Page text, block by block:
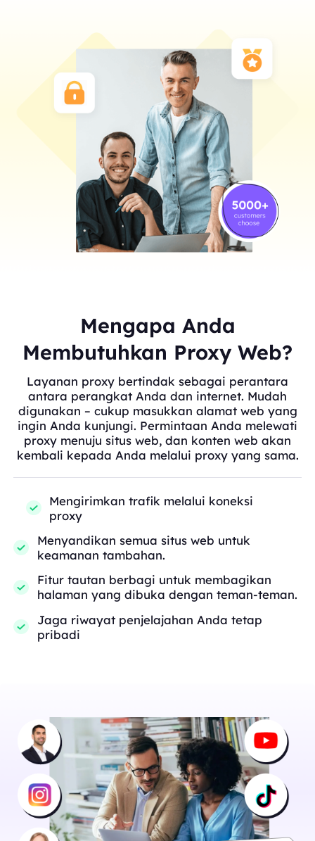
Mengapa Anda
Membutuhkan Proxy Web?
Layanan proxy bertindak sebagai perantara
antara perangkat Anda dan internet. Mudah
digunakan – cukup masukkan alamat web yang
ingin Anda kunjungi. Permintaan Anda melewati
proxy menuju situs web, dan konten web akan
kembali kepada Anda melalui proxy yang sama.
Mengirimkan trafik melalui koneksi
proxy
Menyandikan semua situs web untuk
keamanan tambahan.
Fitur tautan berbagi untuk membagikan
halaman yang dibuka dengan teman-teman.
Jaga riwayat penjelajahan Anda tetap
pribadi